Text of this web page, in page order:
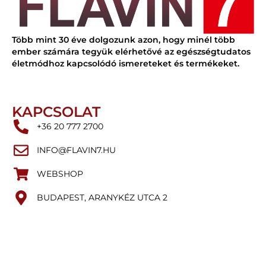
Több mint 30 éve dolgozunk azon, hogy minél több
ember számára tegyük elérhetővé az egészségtudatos
életmódhoz kapcsolódó ismereteket és termékeket.
KAPCSOLAT
+36 20 777 2700
INFO@FLAVIN7.HU
WEBSHOP
BUDAPEST, ARANYKÉZ UTCA 2